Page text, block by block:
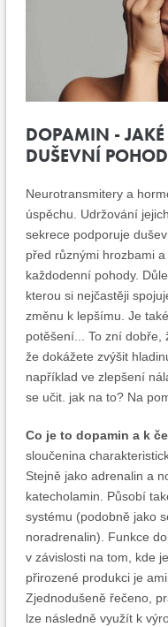
DOPAMIN -
DUŠEVNÍ
Neurotransmitery a
úspěchu. Udržování
sekrece podporuje
před různými hrozbami
každodenní pohody.
kterou si nejčastěji
změnu k lepšímu. Je
potěšení... To zní dobře,
že dokážete zvýšit
například ve zlepšení
se učit. jak na to? Na
Co je to dopamin a k
sloučenina
Stejně jako adrenalin a
katecholamin. Působí
systému (podobně jako
noradrenalin). Funkce
v závislosti na tom, kde
přirozené produkci je
Zjednodušeně řečeno,
lze následně využít k